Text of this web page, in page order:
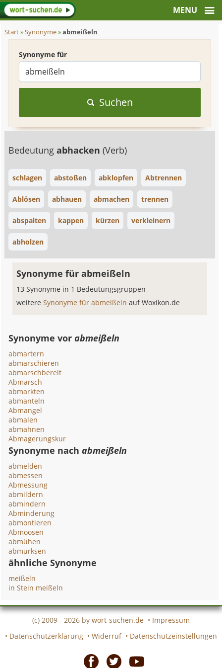
Start»Synonyme»abmeißeln
Synonyme für
Suchen
Bedeutungabhacken(Verb)
schlagen abstoßen abklopfen Abtrennen
Ablösen abhauen abmachen trennen
abspalten kappen kürzen verkleinern
abholzen
Synonyme für abmeißeln
13 Synonyme in 1 Bedeutungsgruppen
weitereSynonyme für abmeißelnauf Woxikon.de
Synonyme vorabmeißeln
abmartern
abmarschieren
abmarschbereit
Abmarsch
abmarkten
abmanteln
Abmangel
abmalen
abmahnen
Abmagerungskur
Synonyme nachabmeißeln
abmelden
abmessen
Abmessung
abmildern
abmindern
Abminderung
abmontieren
Abmoosen
abmühen
abmurksen
ähnliche Synonyme
meißeln
in Stein meißeln
(c) 2009 - 2026 by wort-suchen.de • Impressum
• Datenschutzerklärung • Widerruf • Datenschutzeinstellungen